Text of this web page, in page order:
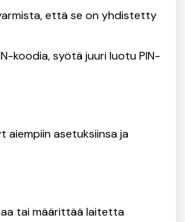
että se on yhdistetty
koodia, syötä juuri luotu PIN-
aiempiin asetuksiinsa ja
tai määrittää laitetta